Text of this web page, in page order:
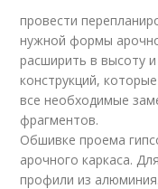
провести
нужной формы
расширить в высоту
конструкций,
все необходимые
фрагментов.
Обшивке проема
арочного каркаса.
профили из